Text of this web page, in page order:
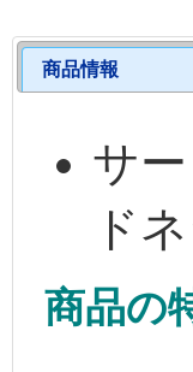
商品情報
サ
ド
商品の